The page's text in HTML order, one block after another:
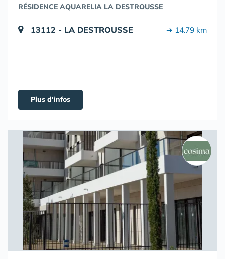
RÉSIDENCE AQUARELIA LA DESTROUSSE
13112 - LA DESTROUSSE ➔ 14.79 km
Plus d'infos